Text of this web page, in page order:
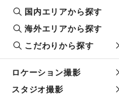
国内エリアから探す
海外エリアから探す
こだわりから探す
ロケーション撮影
スタジオ撮影